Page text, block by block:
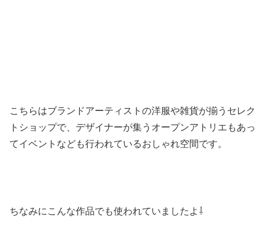
こちらはブランドアーティストの洋服や雑貨が揃うセレク
トショップで、デザイナーが集うオープンアトリエもあっ
てイベントなども行われているおしゃれ空間です。
ちなみにこんな作品でも使われていましたよ⇩